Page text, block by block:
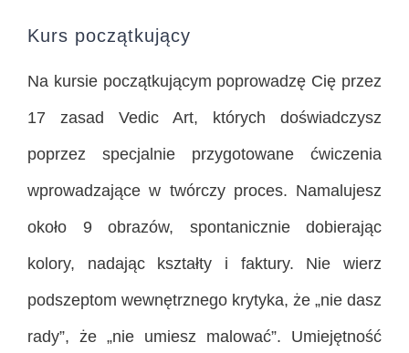
Kurs początkujący
Na kursie początkującym poprowadzę Cię przez
17 zasad Vedic Art, których doświadczysz
poprzez specjalnie przygotowane ćwiczenia
wprowadzające w twórczy proces. Namalujesz
około 9 obrazów, spontanicznie dobierając
kolory, nadając kształty i faktury. Nie wierz
podszeptom wewnętrznego krytyka, że „nie dasz
rady”, że „nie umiesz malować”. Umiejętność